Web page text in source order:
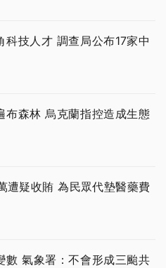
科技人才 調查局公布17家中
布森林 烏克蘭指控造成生態
遭疑收賄 為民眾代墊醫藥費
數 氣象署：不會形成三颱共